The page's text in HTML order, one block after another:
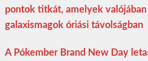
pontok titkát, amelyek
galaxismagok óriási távolságban
A Pókember Brand New Day